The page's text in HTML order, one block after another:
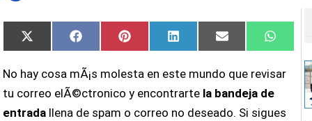
Compartir
en
X
(Twitter)
Compartir
en
FacebookCompartir
en
PinterestCompartir
en
LinkedIn Compartir
en
Email
en
No hay cosa mÃ¡s molesta en este mundo que revisar
tu correo elÃ©ctronico y encontrarte la bandeja de
entrada llena de spam o correo no deseado. Si sigues